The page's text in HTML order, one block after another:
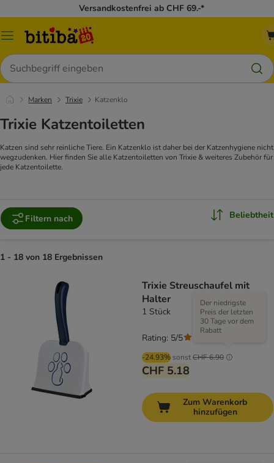
Versandkostenfrei ab CHF 69.-*
Menü
Suchen
Marken Trixie Katzenklo
Trixie Katzentoiletten
Katzen sind sehr reinliche Tiere. Ein Katzenklo ist daher bei der Katzenhygiene nicht
wegzudenken. Hier finden Sie alle Katzentoiletten von Trixie & weiteres Zubehör für
jede Katzentoilette.
Filtern nach Beliebtheit
1 - 18 von 18 Ergebnissen
Trixie Streuschaufel mit
Halter
1 Stück
-24.93% sonstCHF 6.90
Der niedrigste
Preis der letzten
30 Tage vor dem
Rabatt
CHF 5.18
Rating: 5/5
Zum Warenkorb
hinzufügen